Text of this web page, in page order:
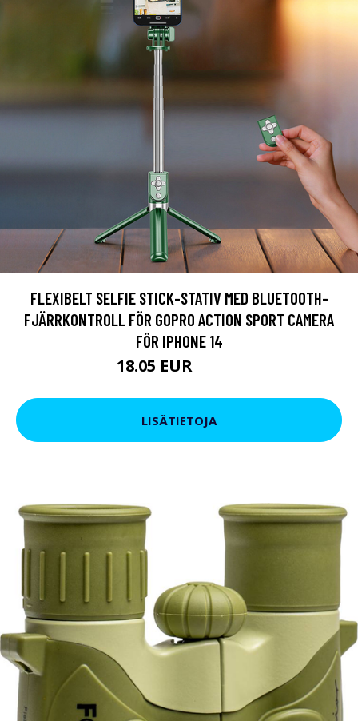
FLEXIBELT SELFIE STICK-STATIV MED BLUETOOTH-
FJÄRRKONTROLL FÖR GOPRO ACTION SPORT CAMERA
FÖR IPHONE 14
18.05 EUR
LISÄTIETOJA